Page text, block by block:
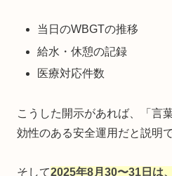
当日のWBGTの推移
給水・休憩の記録
医療対応件数
こうした開示があれば、「言
効性のある安全運用だと説明
そして2025年8月30〜31日は